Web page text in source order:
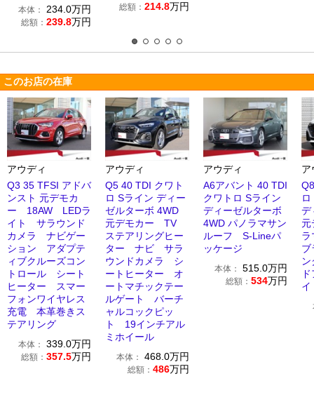
本体： 234.0万円
総額： 239.8万円
総額： 214.8万円
このお店の在庫
アウディ
Q3 35 TFSI アドバ
ンスト 元デモカ
ー 18AW LEDラ
イト サラウンド
カメラ ナビゲー
ション アダプテ
ィブクルーズコン
トロール シート
ヒーター スマー
フォンワイヤレス
充電 本革巻きス
テアリング
本体： 339.0万円
総額： 357.5万円
アウディ
Q5 40 TDI クワト
ロ Sライン ディー
ゼルターボ 4WD
元デモカー TV
ステアリングヒー
ター ナビ サラ
ウンドカメラ シ
ートヒーター オ
ートマチックテー
ルゲート バーチ
ャルコックピッ
ト 19インチアル
ミホイール
本体： 468.0万円
総額： 486万円
アウディ
A6アバント 40 TDI
クワトロ Sライン
ディーゼルターボ
4WD パノラマサン
ルーフ S-Lineパ
ッケージ
本体： 515.0万円
総額： 534万円
ア
デ
ブ
イ